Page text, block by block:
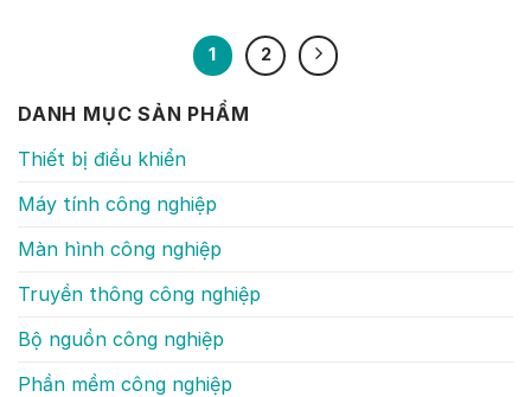
1 2
DANH MỤC SẢN PHẨM
Thiết bị điều khiển
Máy tính công nghiệp
Màn hình công nghiệp
Truyền thông công nghiệp
Bộ nguồn công nghiệp
Phần mềm công nghiệp